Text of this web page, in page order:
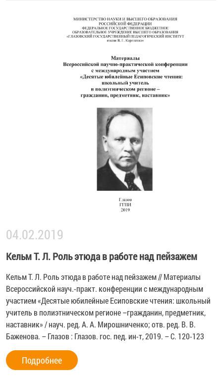
04.02.2019
Кельм Т. Л. Роль этюда в работе над пейзажем
Кельм Т. Л. Роль этюда в работе над пейзажем // Материалы
Всероссийской науч.-практ. конференции с международным
участием «Десятые юбилейные Есиповские чтения: школьный
учитель в полиэтническом регионе –гражданин, предметник,
наставник» / науч. ред. А. А. Мирошниченко; отв. ред. В. В.
Баженова. – Глазов : Глазов. гос. пед. ин-т, 2019. – С. 120-123
Подробнее